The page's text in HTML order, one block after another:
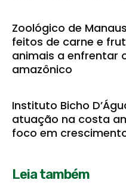
Zoológico de
feitos de carne e
animais a enfrentar
amazônico
Instituto Bicho
atuação na costa
foco em
Leia também